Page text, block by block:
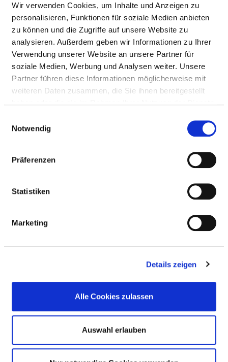
Wir verwenden Cookies, um Inhalte und Anzeigen zu
personalisieren, Funktionen für soziale Medien anbieten
zu können und die Zugriffe auf unsere Website zu
analysieren. Außerdem geben wir Informationen zu Ihrer
Verwendung unserer Website an unsere Partner für
soziale Medien, Werbung und Analysen weiter. Unsere
Partner führen diese Informationen möglicherweise mit
weiteren Daten zusammen, die Sie ihnen bereitgestellt
Notwendig
Präferenzen
Statistiken
Marketing
Details zeigen
Alle Cookies zulassen
Auswahl erlauben
Phone:030-13023-1322
Fax: 030-13023-2046
Mail:ed.setnaviv@nnamlhuk.nitram
Approach
http://www.vivantes.de
Prof. Dr. Martin K. Kuhlmann (Chefarzt)
Information and services of the department
NUMBER OF CASES
Number of inpatient cases: 1.811
SPECIALIST EXPERTISE AND FURTHER